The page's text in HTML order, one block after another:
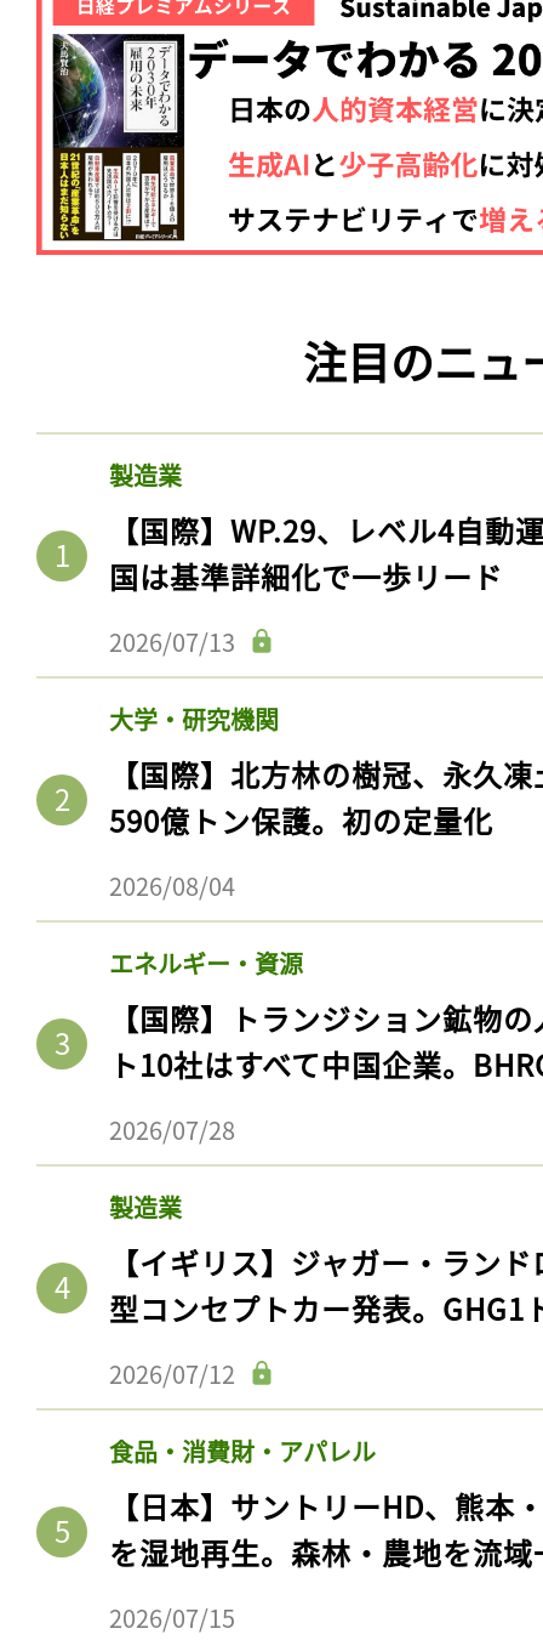
注目のニュ
製造業
【国際】WP.29、レベル4自動
国は基準詳細化で一歩リード
2026/07/13
大学・研究機関
【国際】北方林の樹冠、永久
590億トン保護。初の定量化
2026/08/04
エネルギー・資源
【国際】トランジション鉱物
ト10社はすべて中国企業。
2026/07/28
製造業
【イギリス】ジャガー・ラン
型コンセプトカー発表。GHG1
2026/07/12
食品・消費財・アパレル
【日本】サントリーHD、熊本
を湿地再生。森林・農地を流
2026/07/15